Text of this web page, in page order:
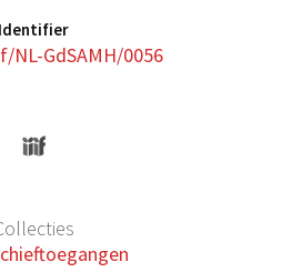
Identifier
NL-GdSAMH/0056